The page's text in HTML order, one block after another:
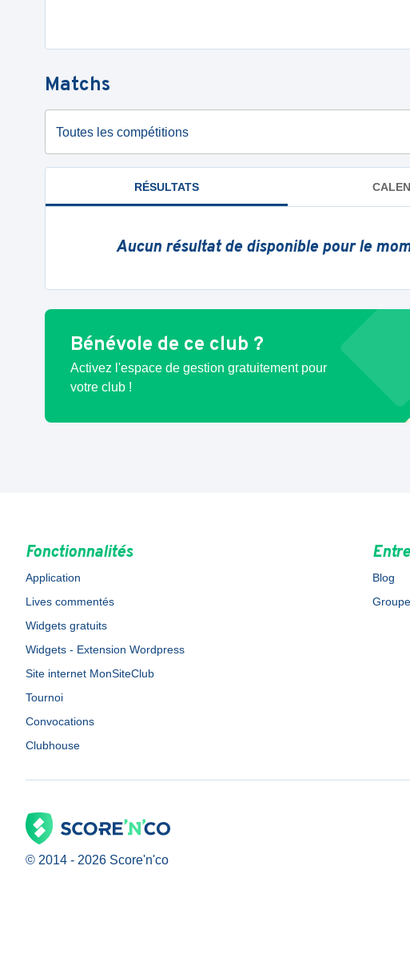
Matchs
Toutes les compétitions
RÉSULTATS
Aucun résultat de disponible pour le
Bénévole de ce club ?
Activez l'espace de gestion gratuitement pour
votre club !
Fonctionnalités
Application
Lives commentés
Widgets gratuits
Widgets - Extension Wordpress
Site internet MonSiteClub
Tournoi
Convocations
Clubhouse
Blog
© 2014 - 2026 Score'n'co